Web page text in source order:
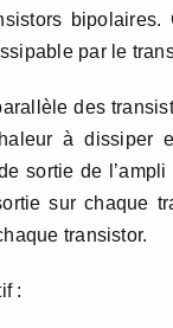
par le
des
à dissiper
sortie de
sur chaque
transistor.
: